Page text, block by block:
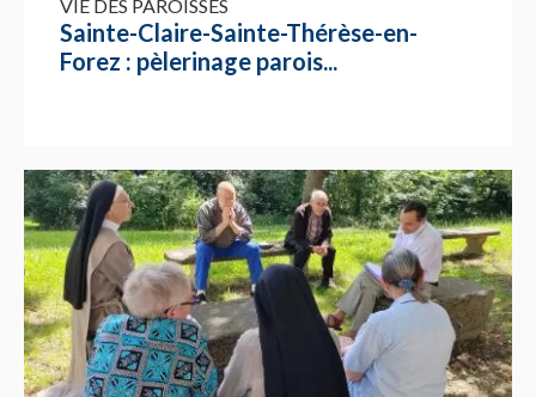
VIE DES PAROISSES
Sainte-Claire-Sainte-Thérèse-en-
Forez : pèlerinage parois...